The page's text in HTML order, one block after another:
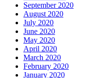
September 2020
August 2020
July 2020
June 2020
May 2020
April 2020
March 2020
February 2020
January 2020